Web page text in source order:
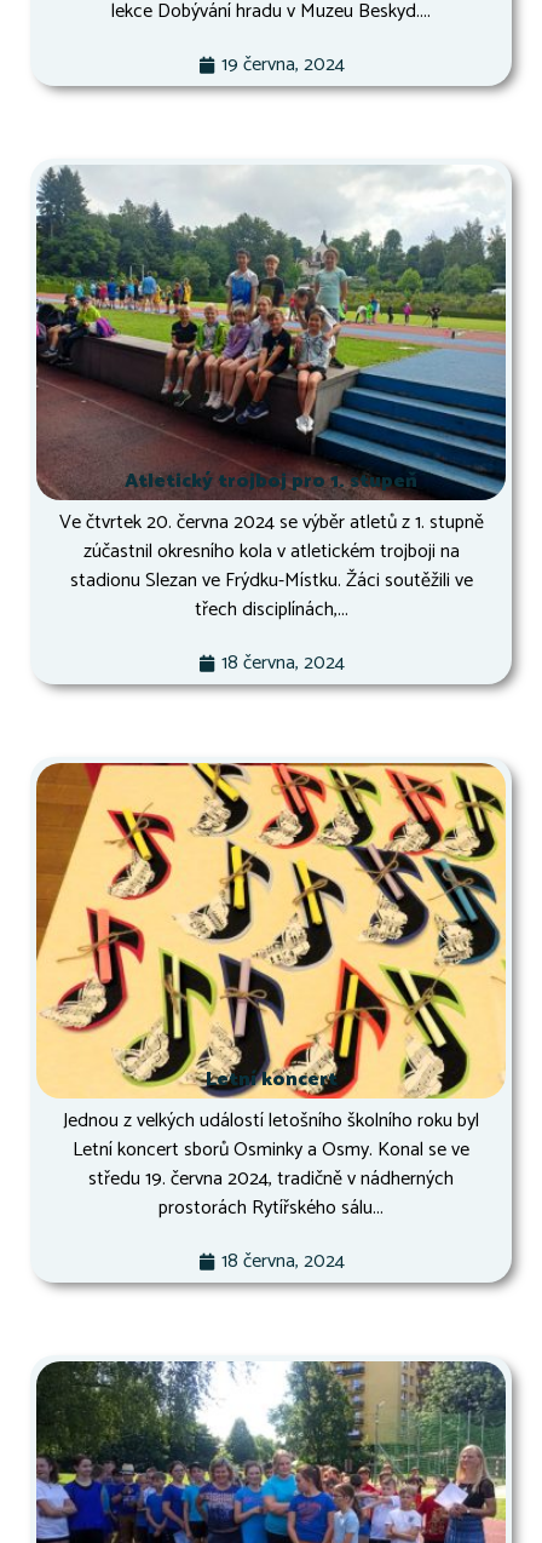
lekce Dobývání hradu v Muzeu Beskyd....
19 června, 2024
Atletický trojboj pro 1. stupeň
Ve čtvrtek 20. června 2024 se výběr atletů z 1. stupně
zúčastnil okresního kola v atletickém trojboji na
stadionu Slezan ve Frýdku-Místku. Žáci soutěžili ve
třech disciplínách,...
18 června, 2024
Letní koncert
Jednou z velkých událostí letošního školního roku byl
Letní koncert sborů Osminky a Osmy. Konal se ve
středu 19. června 2024, tradičně v nádherných
prostorách Rytířského sálu...
18 června, 2024